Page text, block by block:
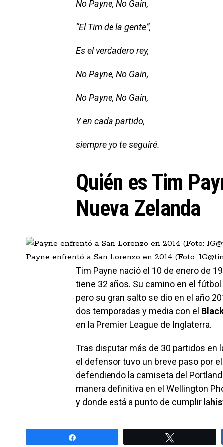
No Payne, No Gain,
“El Tim de la gente”,
Es el verdadero rey,
No Payne, No Gain,
No Payne, No Gain,
Y en cada partido,
siempre yo te seguiré.
Quién es Tim
Nueva Zelanda
Payne enfrentó a San Lorenzo en 2014 (Foto:
Tim Payne nació el 10 de enero de
tiene 32 años. Su camino en el
pero su gran salto se dio en el año
dos temporadas y media con el
en la Premier League de Inglaterra.
Tras disputar más de 30 partidos
el defensor tuvo un breve paso por
defendiendo la camiseta del
manera definitiva en el Wellington
y donde está a punto de cumplir la